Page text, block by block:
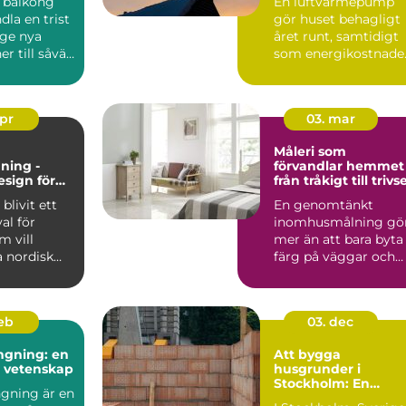
en trist
nya
till såväl
inomhusklimat
gör huset behagligt
året runt, samtidigt
som
-
för
hem
blivit ett
för
vill
nordisk
03. mar
Måleri som
förvandlar hemmet
från tråkigt till
En genomtänkt
inomhusmålning
mer än att bara byta
färg på väggar och
föra...
en
vetenskap
är en
03. dec
Att bygga
husgrunder i
Stockholm: En